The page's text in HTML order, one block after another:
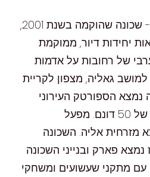
רחובות ההולנדית - שכונה שהוקמה בשנת 2001,
יחידות דיור, ממוקמת
של רחובות על אדמות
גאליה, מצפון לקריית
הספורטק העירוני
המשתרע על שטח של 50 דונם. מפעל
מזרחית אליה. השכונה
פארק ובנייני השכונה
עם מתקני שעשועים ומשחקי